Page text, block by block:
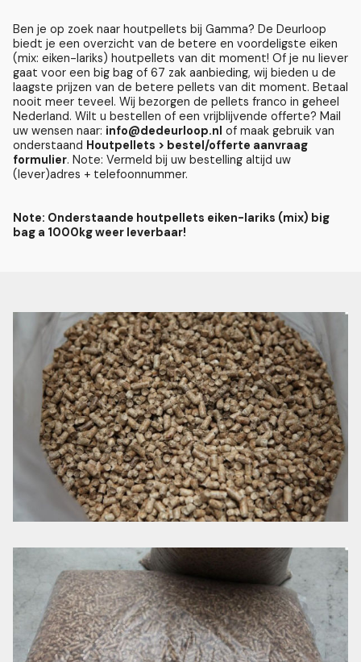
Ben je op zoek naar houtpellets bij Gamma? De Deurloop
biedt je een overzicht van de betere en voordeligste eiken
(mix: eiken-lariks) houtpellets van dit moment! Of je nu liever
gaat voor een big bag of 67 zak aanbieding, wij bieden u de
laagste prijzen van de betere pellets van dit moment. Betaal
nooit meer teveel. Wij bezorgen de pellets franco in geheel
Nederland. Wilt u bestellen of een vrijblijvende offerte? Mail
uw wensen naar: info@dedeurloop.nl of maak gebruik van
onderstaand Houtpellets > bestel/offerte aanvraag
formulier. Note: Vermeld bij uw bestelling altijd uw
(lever)adres + telefoonnummer.
Note: Onderstaande houtpellets eiken-lariks (mix) big
bag a 1000kg weer leverbaar!